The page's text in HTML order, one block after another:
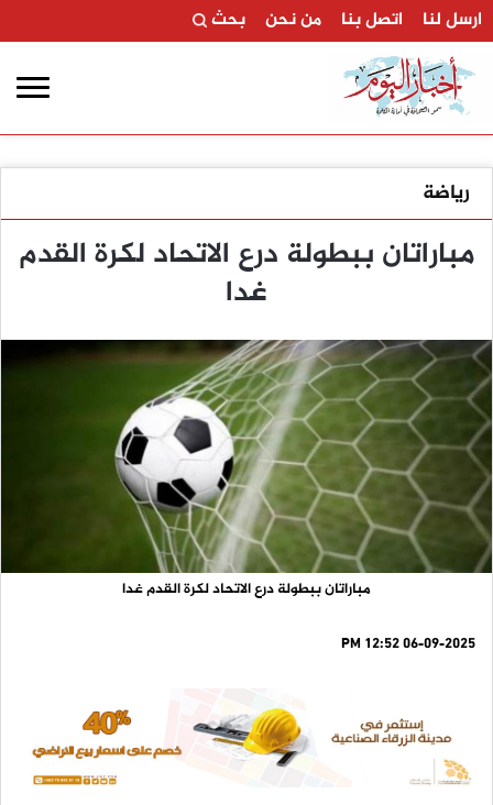
ارسل لنا اتصل بنا من نحن بحث
رياضة
مباراتان ببطولة درع الاتحاد لكرة القدم
غدا
مباراتان ببطولة درع الاتحاد لكرة القدم غدا
06-09-2025 12:52 PM